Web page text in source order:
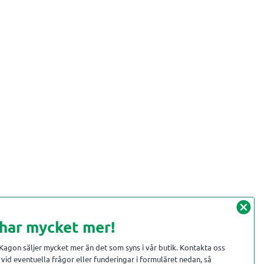
cancel
mycket mer!
säljer mycket mer än det som syns i vår butik. Kontakta oss
eventuella frågor eller funderingar i formuläret nedan, så